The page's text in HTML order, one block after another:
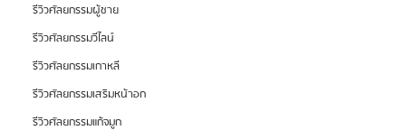
รีวิวศัลยกรรมผู้ชาย
รีวิวศัลยกรรมวีไลน์
รีวิวศัลยกรรมเกาหลี
รีวิวศัลยกรรมเสริมหน้าอก
รีวิวศัลยกรรมแก้จมูก